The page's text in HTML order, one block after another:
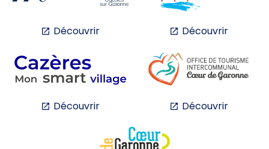
Découvrir Découvrir
Découvrir Découvrir